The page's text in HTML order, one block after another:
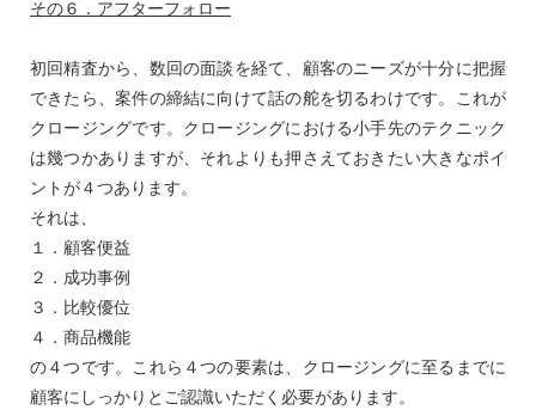
その６．アフターフォロー
初回精査から、数回の面談を経て、顧客のニーズが十分に把握
できたら、案件の締結に向けて話の舵を切るわけです。これが
クロージングです。クロージングにおける小手先のテクニック
は幾つかありますが、それよりも押さえておきたい大きなポイ
ントが４つあります。
それは、
１．顧客便益
２．成功事例
３．比較優位
４．商品機能
の４つです。これら４つの要素は、クロージングに至るまでに
顧客にしっかりとご認識いただく必要があります。